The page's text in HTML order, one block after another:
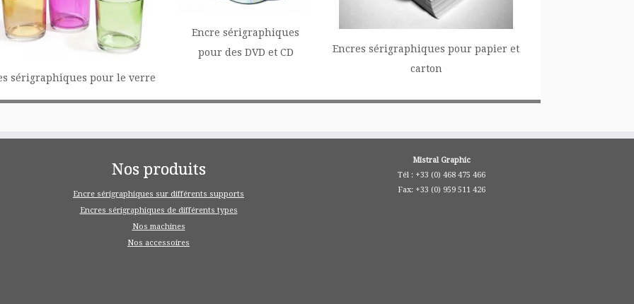
sérigraphiques pour le verre
Encre sérigraphiques
pour des DVD et CD
Encres sérigraphiques pour papier et
carton
Nos produits
Encre sérigraphiques sur différents supports
Encres sérigraphiques de différents types
Nos machines
Nos accessoires
Mistral Graphic
Tél : +33 (0) 468 475 466
Fax: +33 (0) 959 511 426